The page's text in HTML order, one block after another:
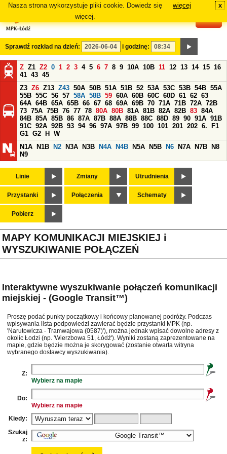
Nasza strona wykorzystuje pliki cookie. Dowiedz się
więcej.
więcej x
Sprawdź rozkład na dzień: i godzinę:
Z Z1 Z2 0 1 2 3 4 5 6 7 8 9 10A 10B 11 12 13 14 15 16
41 43 45
Z3 Z6 Z13 Z43 50A 50B 51A 51B 52 53A 53C 53B 54B 55A
55B 55C 56 57 58A 58B 59 60A 60B 60C 60D 61 62 63
64A 64B 65A 65B 66 67 68 69A 69B 70 71A 71B 72A 72B
73 75A 75B 76 77 78 80A 80B 81A 81B 82A 82B 83 84A
84B 85A 85B 86 87A 87B 88A 88B 88C 88D 89 90 91A 91B
91C 92A 92B 93 94 96 97A 97B 99 100 101 201 202 6.
F1
G1 G2 H
W
N1A
N1B N2 N3A N3B N4A N4B N5A N5B N6 N7A N7B
N8
N9
Linie Zmiany Utrudnienia
Przystanki Połączenia Schematy
Pobierz
MAPY KOMUNIKACJI MIEJSKIEJ i
WYSZUKIWANIE POŁĄCZEŃ
Interaktywne wyszukiwanie połączeń komunikacji
miejskiej - (Google Transit™)
Proszę podać punkty początkowy i końcowy planowanej podróży. Podczas
wpisywania lista podpowiedzi zawierać będzie przystanki MPK (np.
'Narutowicza - Tramwajowa (0587)'), można jednak wpisać dowolne adresy z
okolic Łodzi (np. 'Wierzbowa 51, Łódź'). Wyniki zostaną zaprezentowane na
mapie, gdzie będzie można je skorygować (zostanie otwarta witryna
wybranego dostawcy wyszukiwania).
Z:
Wybierz na mapie
Do:
Wybierz na mapie
Kiedy:
Szukaj
z: